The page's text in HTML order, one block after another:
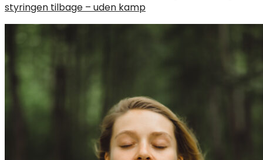
styringen tilbage – uden kamp